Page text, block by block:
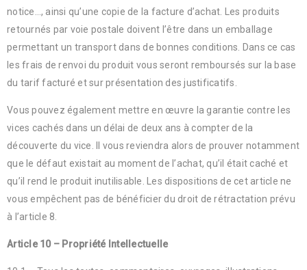
notice…, ainsi qu’une copie de la facture d’achat. Les produits
retournés par voie postale doivent l’être dans un emballage
permettant un transport dans de bonnes conditions. Dans ce cas
les frais de renvoi du produit vous seront remboursés sur la base
du tarif facturé et sur présentation des justificatifs.
Vous pouvez également mettre en œuvre la garantie contre les
vices cachés dans un délai de deux ans à compter de la
découverte du vice. Il vous reviendra alors de prouver notamment
que le défaut existait au moment de l’achat, qu’il était caché et
qu’il rend le produit inutilisable. Les dispositions de cet article ne
vous empêchent pas de bénéficier du droit de rétractation prévu
à l’article 8.
Article 10 – Propriété Intellectuelle